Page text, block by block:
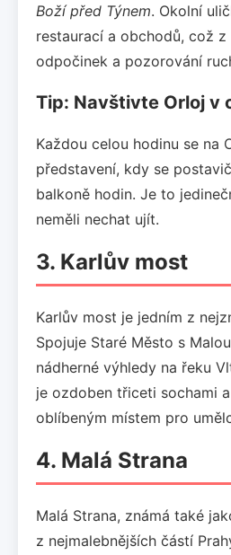
Boží před Týnem. Okolní
restaurací a obchodů, což
odpočinek a pozorování
Tip: Navštivte Orloj v
Každou celou hodinu se na
představení, kdy se
balkoně hodin. Je to
neměli nechat ujít.
3. Karlův most
Karlův most je jedním z
Spojuje Staré Město s
nádherné výhledy na řeku
je ozdoben třiceti sochami
oblíbeným místem pro
4. Malá Strana
Malá Strana, známá také
z nejmalebnějších částí